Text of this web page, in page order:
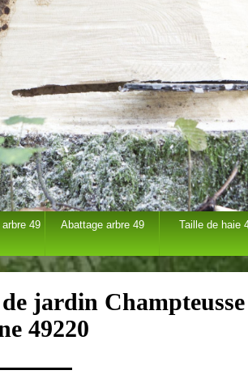
49 Abattage arbre 49 Taille de haie
jardin
49220